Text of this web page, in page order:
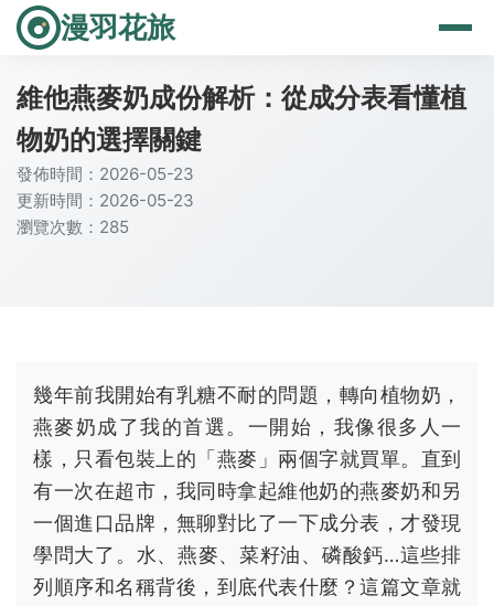
漫羽花旅
維他燕麥奶成份解析：從成分表看懂植
物奶的選擇關鍵
發佈時間：2026-05-23
更新時間：2026-05-23
瀏覽次數：285
幾年前我開始有乳糖不耐的問題，轉向植物奶，
燕麥奶成了我的首選。一開始，我像很多人一
樣，只看包裝上的「燕麥」兩個字就買單。直到
有一次在超市，我同時拿起維他奶的燕麥奶和另
一個進口品牌，無聊對比了一下成分表，才發現
學問大了。水、燕麥、菜籽油、磷酸鈣…這些排
列順序和名稱背後，到底代表什麼？這篇文章就